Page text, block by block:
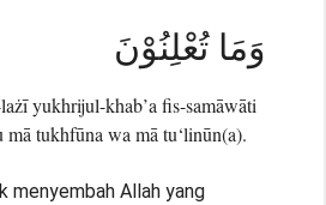
وَمَا تُعْلِنُوْنَ
yukhrijul-khab’a fis-samāwāti
tukhfūna wa mā tu‘linūn(a).
menyembah Allah yang